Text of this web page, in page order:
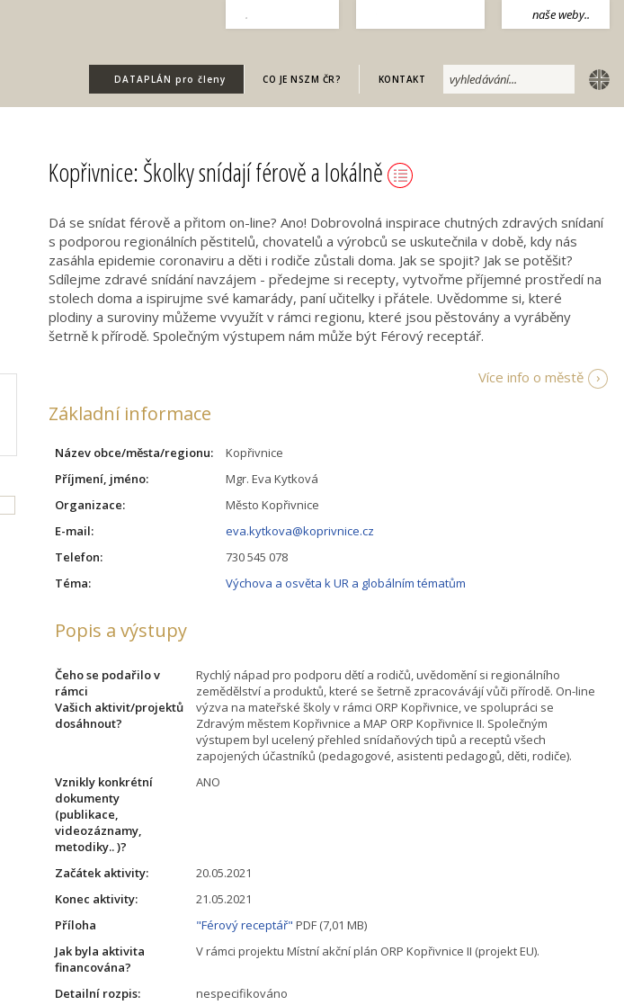
naše weby..
.
DATAPLÁN pro členy CO JE NSZM ČR? KONTAKT english
Kopřivnice: Školky snídají férově a lokálně
Dá se snídat férově a přitom on-line? Ano! Dobrovolná inspirace chutných zdravých snídaní
s podporou regionálních pěstitelů, chovatelů a výrobců se uskutečnila v době, kdy nás
zasáhla epidemie coronaviru a děti i rodiče zůstali doma. Jak se spojit? Jak se potěšit?
Sdílejme zdravé snídání navzájem - předejme si recepty, vytvořme příjemné prostředí na
stolech doma a ispirujme své kamarády, paní učitelky i přátele. Uvědomme si, které
plodiny a suroviny můžeme vvyužít v rámci regionu, které jsou pěstovány a vyráběny
šetrně k přírodě. Společným výstupem nám může být Férový receptář.
Více info o městě
Základní informace
Název obce/města/regionu:
Kopřivnice
Příjmení, jméno:
Mgr. Eva Kytková
Organizace:
Město Kopřivnice
E-mail:
eva.kytkova@koprivnice.cz
Telefon:
730 545 078
Téma:
Výchova a osvěta k UR a globálním tématům
Popis a výstupy
Čeho se podařilo v
rámci
Vašich aktivit/projektů
dosáhnout?
Rychlý nápad pro podporu dětí a rodičů, uvědomění si regionálního
zemědělství a produktů, které se šetrně zpracovávájí vůči přírodě. On-line
výzva na mateřské školy v rámci ORP Kopřivnice, ve spolupráci se
Zdravým městem Kopřivnice a MAP ORP Kopřivnice II. Společným
výstupem byl ucelený přehled snídaňových tipů a receptů všech
zapojených účastníků (pedagogové, asistenti pedagogů, děti, rodiče).
Vznikly konkrétní
dokumenty
(publikace,
videozáznamy,
metodiky.. )?
ANO
Začátek aktivity:
20.05.2021
Konec aktivity:
21.05.2021
Příloha
"Férový receptář" PDF (7,01 MB)
Jak byla aktivita
financována?
V rámci projektu Místní akční plán ORP Kopřivnice II (projekt EU).
Detailní rozpis: nespecifikováno